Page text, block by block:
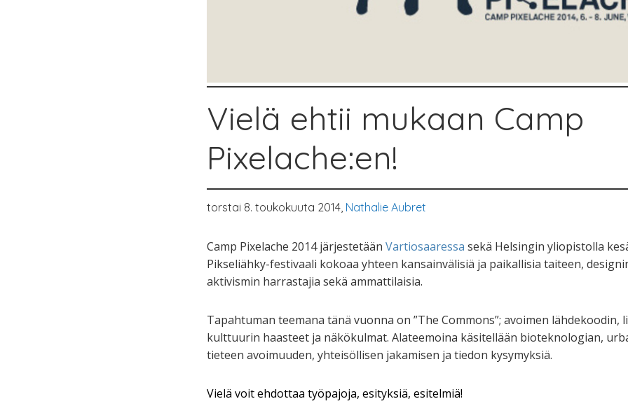
Vielä ehtii mukaan Camp
Pixelache:en!
torstai 8. toukokuuta 2014, Nathalie Aubret
Camp Pixelache 2014 järjestetään Vartiosaaressa sekä Helsingin yliopistolla
Pikseliähky-festivaali kokoaa yhteen kansainvälisiä ja paikallisia taiteen,
aktivismin harrastajia sekä ammattilaisia.
Tapahtuman teemana tänä vuonna on ”The Commons”; avoimen lähdekoodin,
kulttuurin haasteet ja näkökulmat. Alateemoina käsitellään bioteknologian,
tieteen avoimuuden, yhteisöllisen jakamisen ja tiedon kysymyksiä.
Vielä voit ehdottaa työpajoja, esityksiä, esitelmiä!